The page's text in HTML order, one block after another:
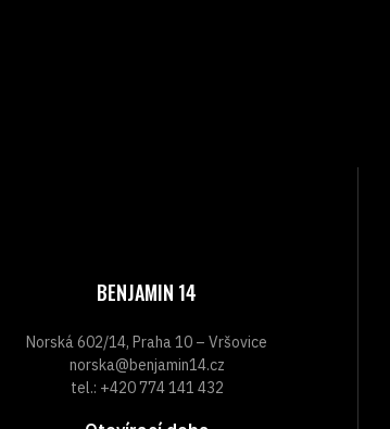
BENJAMIN 14
Norská 602/14, Praha 10 – Vršovice
norska@benjamin14.cz
tel.: +420 774 141 432